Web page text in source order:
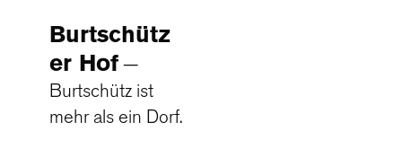
Burtschütz
er Hof
Burtschütz ist
mehr als ein Dorf.